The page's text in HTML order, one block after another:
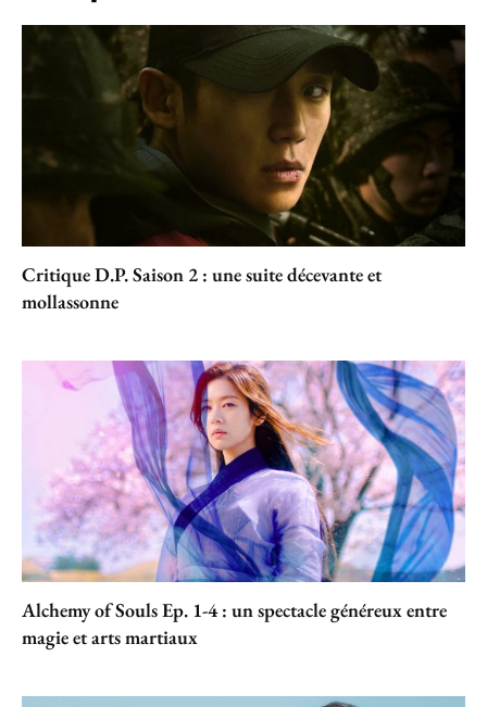
Critique D.P. Saison 2 : une suite décevante et
mollassonne
Alchemy of Souls Ep. 1-4 : un spectacle généreux entre
magie et arts martiaux